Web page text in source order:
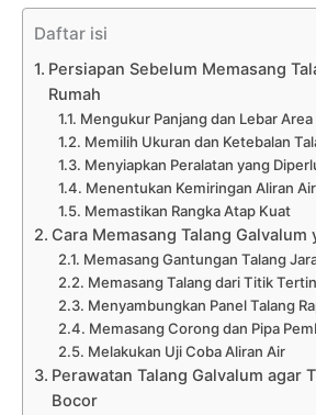
Daftar isi
Persiapan Sebelum Memasang
Rumah
Mengukur Panjang dan Lebar Area
Memilih Ukuran dan Ketebalan
Menyiapkan Peralatan yang
Menentukan Kemiringan Aliran Air
Memastikan Rangka Atap Kuat
Cara Memasang Talang Galvalum
Memasang Gantungan Talang
Memasang Talang dari Titik
Menyambungkan Panel Talang
Memasang Corong dan Pipa
Melakukan Uji Coba Aliran Air
Perawatan Talang Galvalum agar
Bocor